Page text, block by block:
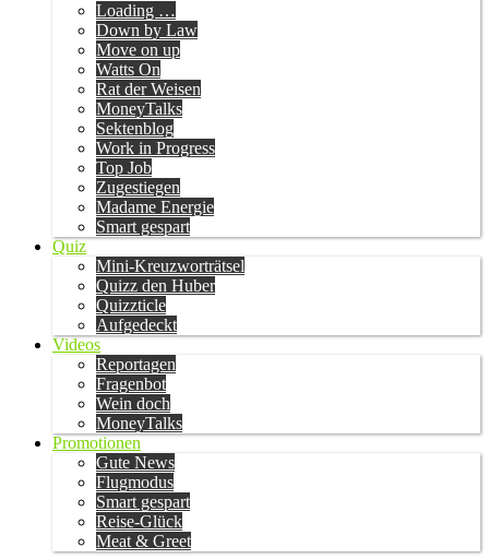
Loading …
Down by Law
Move on up
Watts On
Rat der Weisen
MoneyTalks
Sektenblog
Work in Progress
Top Job
Zugestiegen
Madame Energie
Smart gespart
Quiz
Mini-Kreuzworträtsel
Quizz den Huber
Quizzticle
Aufgedeckt
Videos
Reportagen
Fragenbot
Wein doch
MoneyTalks
Promotionen
Gute News
Flugmodus
Smart gespart
Reise-Glück
Meat & Greet